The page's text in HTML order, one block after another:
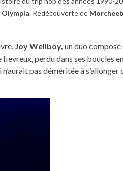
Olympia. Redécouverte de
Joy Wellboy, un duo composé
perdu dans ses boucles
pas déméritée à s’allonger